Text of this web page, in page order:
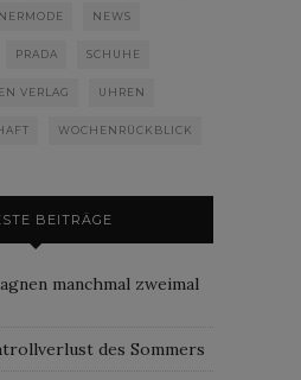
NEWS
PRADA SCHUHE
VERLAG UHREN
WOCHENRÜCKBLICK
BEITRÄGE
manchmal zweimal
des Sommers